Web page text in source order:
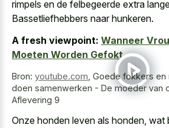
rimpels en de felbegeerde extra
Bassetliefhebbers naar hunkeren.
A fresh viewpoint: Wanneer
Moeten Worden Gefokt
Bron: youtube.com Goede fokkers en
doen samenwerken - De moeder van
Aflevering 9
Onze honden leven als honden, wat